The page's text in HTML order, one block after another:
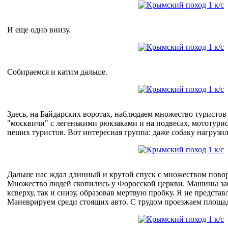
И еще одно внизу.
Собираемся и катим дальше.
Здесь, на Байдарских воротах, наблюдаем множество
"москвичи" с легенькими рюкзаками и на подвесах,
пеших туристов. Вот интересная группа: даже собаку
Дальше нас ждал длинный и крутой спуск с множеством
Множество людей скопились у Форосской церкви. Машины
ксверху, так и снизу, образовав мертвую пробку. Я не
Маневрируем среди стоящих авто. С трудом проезжаем